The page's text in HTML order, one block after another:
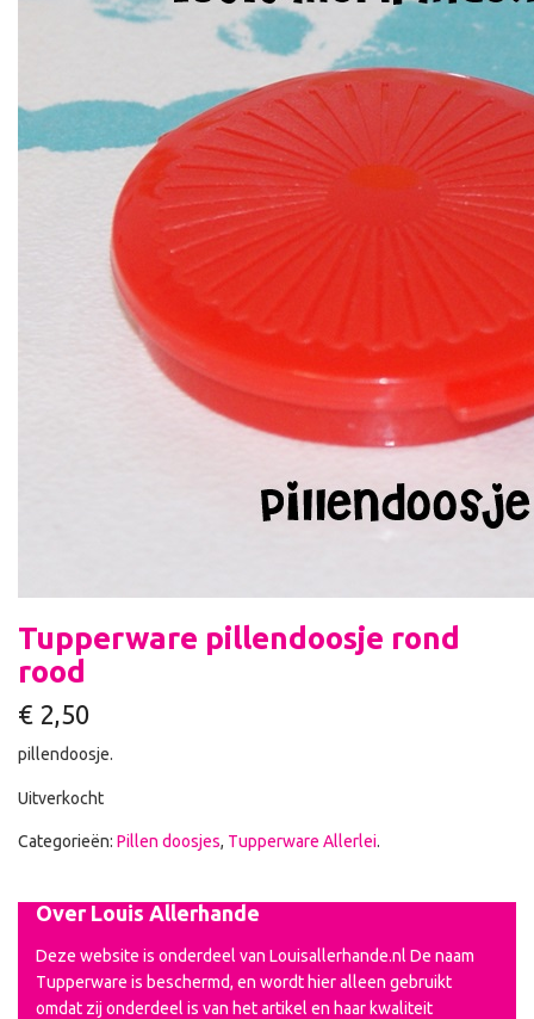
Tupperware pillendoosje rond
rood
€ 2,50
pillendoosje.
Uitverkocht
Categorieën: Pillen doosjes, Tupperware Allerlei.
Over Louis Allerhande
Deze website is onderdeel van Louisallerhande.nl De naam
Tupperware is beschermd, en wordt hier alleen gebruikt
omdat zij onderdeel is van het artikel en haar kwaliteit